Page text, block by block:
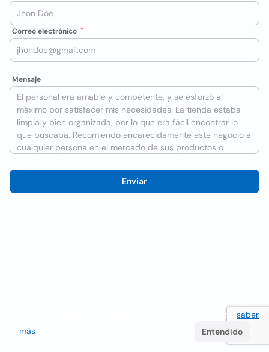
Correo electrónico
Mensaje
Enviar
Utilizamos cookies para mejorar la experiencia del usuario saber
más
Entendido